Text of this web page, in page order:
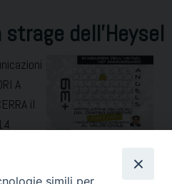
in
vista
dell’Heysel
A
il
a